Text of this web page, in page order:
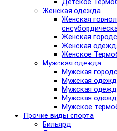
Детское
Женская одежда
Женская
Женская
Женская
Женское
Мужская одежда
Мужская
Мужская
Мужская
Мужская
Мужское
Прочие виды спорта
Бильярд